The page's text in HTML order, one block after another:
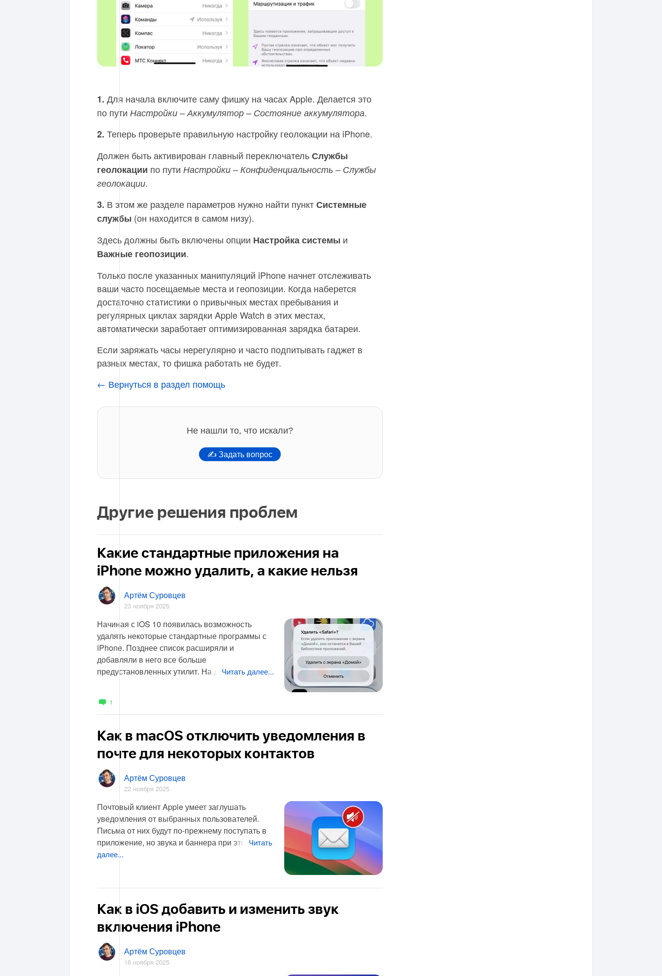
1. Для начала включите саму фишку на часах Apple. Делается это
по пути Настройки – Аккумулятор – Состояние аккумулятора.
2. Теперь проверьте правильную настройку геолокации на iPhone.
Должен быть активирован главный переключательСлужбы
геолокации по пути Настройки – Конфиденциальность – Службы
геолокации.
3. В этом же разделе параметров нужно найти пунктСистемные
службы (он находится в самом низу).
Здесь должны быть включены опции Настройка системы и
Важные геопозиции.
Только после указанных манипуляций iPhone начнет отслеживать
ваши часто посещаемые места и геопозиции. Когда наберется
достаточно статистики о привычных местах пребывания и
регулярных циклах зарядки Apple Watch в этих местах,
автоматически заработает оптимизированная зарядка батареи.
Если заряжать часы нерегулярно и часто подпитывать гаджет в
разных местах, то фишка работать не будет.
← Вернуться в раздел помощь
Не нашли то, что искали?
✍ Задать вопрос
Другие решения проблем
Какие стандартные приложения на
iPhone можно удалить, а какие нельзя
Артём Суровцев
23 ноября 2025
Начиная с iOS 10 появилась возможность
удалять некоторые стандартные программы с
iPhone. Позднее список расширяли и
добавляли в него все больше
предустановленных утилит. На д
Читать далее...
1
Как в macOS отключить уведомления в
почте для некоторых контактов
Артём Суровцев
22 ноября 2025
Почтовый клиент Apple умеет заглушать
уведомления от выбранных пользователей.
Письма от них будут по-прежнему поступать в
приложение, но звука и баннера при это
Читать
далее...
Как в iOS добавить и изменить звук
включения iPhone
Артём Суровцев
16 ноября 2025